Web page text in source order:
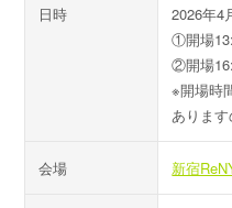
日時
2026年4
①開場
②開場
※開場時
あります
会場 新宿